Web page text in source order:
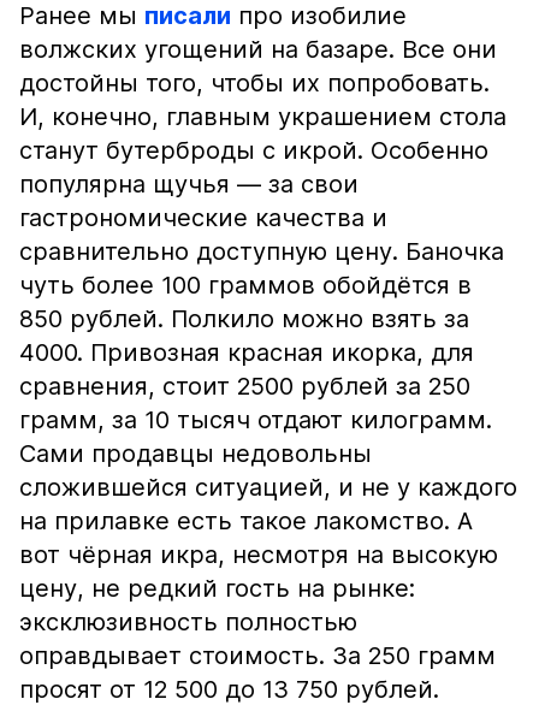
Ранее мы писали про изобилие
волжских угощений на базаре. Все они
достойны того, чтобы их попробовать.
И, конечно, главным украшением стола
станут бутерброды с икрой. Особенно
популярна щучья — за свои
гастрономические качества и
сравнительно доступную цену. Баночка
чуть более 100 граммов обойдётся в
850 рублей. Полкило можно взять за
4000. Привозная красная икорка, для
сравнения, стоит 2500 рублей за 250
грамм, за 10 тысяч отдают килограмм.
Сами продавцы недовольны
сложившейся ситуацией, и не у каждого
на прилавке есть такое лакомство. А
вот чёрная икра, несмотря на высокую
цену, не редкий гость на рынке:
эксклюзивность полностью
оправдывает стоимость. За 250 грамм
просят от 12 500 до 13 750 рублей.